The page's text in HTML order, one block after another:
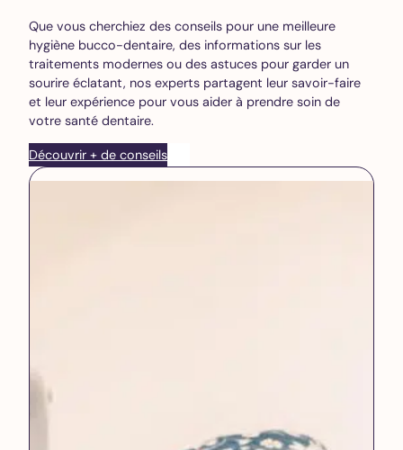
Que vous cherchiez des conseils pour une meilleure
hygiène bucco-dentaire, des informations sur les
traitements modernes ou des astuces pour garder un
sourire éclatant, nos experts partagent leur savoir-faire
et leur expérience pour vous aider à prendre soin de
votre santé dentaire.
Découvrir + de conseils